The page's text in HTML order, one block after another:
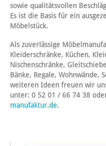
sowie qualitätsvollen
Es ist die Basis für ein
Möbelstück.
Als zuverlässige
Kleiderschränke, Küchen,
Nischenschränke,
Bänke, Regale, Wohnwände,
weiteren Ideen freuen wir
unter: 0 52 01 / 66 74 38
manufaktur.de.